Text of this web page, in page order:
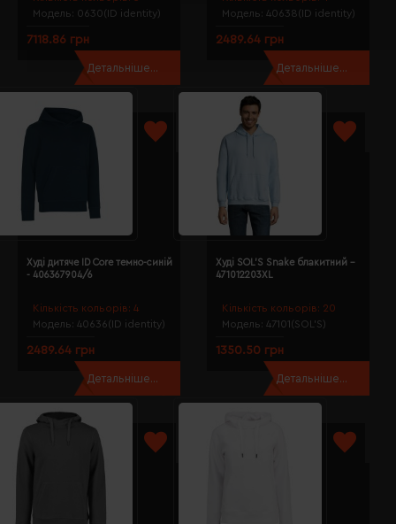
Модель: 0630(ID identity)
7118.86 грн
Детальніше...
Модель: 40638(ID identity)
2489.64 грн
Детальніше...
Кількість кольорів: 4
Модель: 40636(ID identity)
Худі дитяче ID Core темно-синій
- 406367904/6
2489.64 грн
Детальніше...
Кількість кольорів: 20
Модель: 47101(SOL’S)
Худі SOL'S Snake блакитний -
471012203XL
1350.50 грн
Детальніше...